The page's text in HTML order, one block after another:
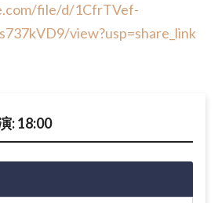
file/d/1CfrTVef-
view?usp=share_link
: 18:00